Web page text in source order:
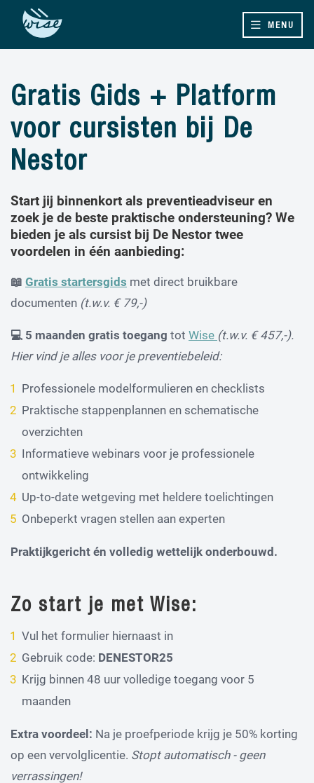
MENU
Gratis Gids + Platform
voor cursisten bij De
Nestor
Start jij binnenkort als preventieadviseur en
zoek je de beste praktische ondersteuning? We
bieden je als cursist bij De Nestor twee
voordelen in één aanbieding:
📖 Gratis startersgids met direct bruikbare
documenten (t.w.v. € 79,-)
💻 5 maanden gratis toegang tot Wise (t.w.v. € 457,-).
Hier vind je alles voor je preventiebeleid:
Professionele modelformulieren en checklists
Praktische stappenplannen en schematische
overzichten
Informatieve webinars voor je professionele
ontwikkeling
Up-to-date wetgeving met heldere toelichtingen
Onbeperkt vragen stellen aan experten
Praktijkgericht én volledig wettelijk onderbouwd.
Zo start je met Wise:
Vul het formulier hiernaast in
Gebruik code: DENESTOR25
Krijg binnen 48 uur volledige toegang voor 5
maanden
Extra voordeel: Na je proefperiode krijg je 50% korting
op een vervolglicentie. Stopt automatisch - geen
verrassingen!